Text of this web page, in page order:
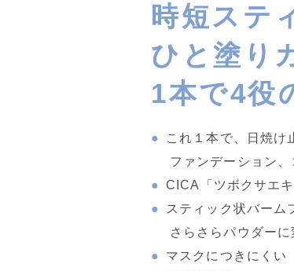
時短ステ
ひと塗り
1本で4役
これ１本で、日焼け
ファンデーション
CICA「ツボクサエ
スティック状バーム
さらさらパウダー
マスクにつきにくい